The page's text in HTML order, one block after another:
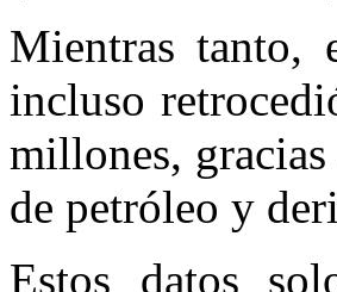
Mientras tanto,
incluso
millones,
de petróleo y
Estos datos